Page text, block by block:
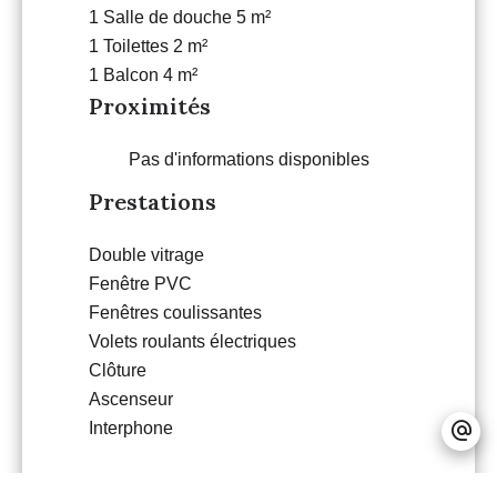
1 Salle de douche 5 m²
1 Toilettes 2 m²
1 Balcon 4 m²
Proximités
Pas d'informations disponibles
Prestations
Double vitrage
Fenêtre PVC
Fenêtres coulissantes
Volets roulants électriques
Clôture
Ascenseur
Interphone